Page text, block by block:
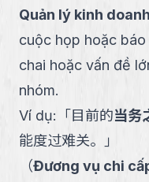
Quản lý kinh
cuộc họp hoặc
chai hoặc vấn đề
nhóm.
Ví dụ: 「 目前的当务
能度过难关。
」
（Đương vụ chi